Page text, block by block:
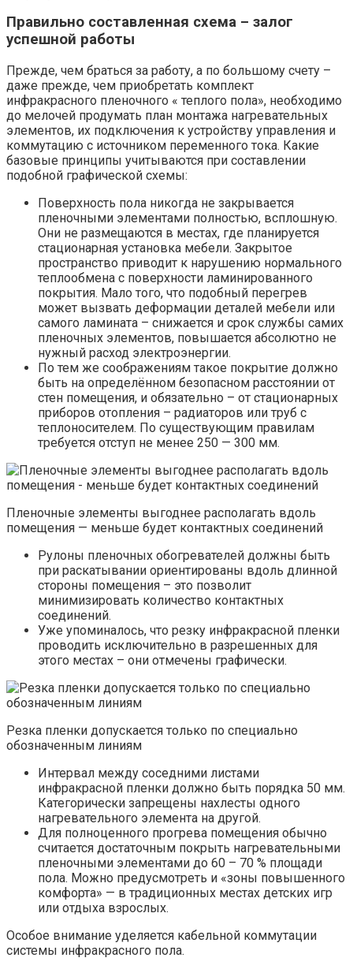
Правильно составленная схема – залог
успешной работы
Прежде, чем браться за работу, а по большому счету –
даже прежде, чем приобретать комплект
инфракрасного пленочного « теплого пола», необходимо
до мелочей продумать план монтажа нагревательных
элементов, их подключения к устройству управления и
коммутацию с источником переменного тока. Какие
базовые принципы учитываются при составлении
подобной графической схемы:
Поверхность пола никогда не закрывается
пленочными элементами полностью, всплошную.
Они не размещаются в местах, где планируется
стационарная установка мебели. Закрытое
пространство приводит к нарушению нормального
теплообмена с поверхности ламинированного
покрытия. Мало того, что подобный перегрев
может вызвать деформации деталей мебели или
самого ламината – снижается и срок службы самих
пленочных элементов, повышается абсолютно не
нужный расход электроэнергии.
По тем же соображениям такое покрытие должно
быть на определённом безопасном расстоянии от
стен помещения, и обязательно – от стационарных
приборов отопления – радиаторов или труб с
теплоносителем. По существующим правилам
требуется отступ не менее 250 — 300 мм.
Пленочные элементы выгоднее располагать вдоль
помещения — меньше будет контактных соединений
Рулоны пленочных обогревателей должны быть
при раскатывании ориентированы вдоль длинной
стороны помещения – это позволит
минимизировать количество контактных
соединений.
Уже упоминалось, что резку инфракрасной пленки
проводить исключительно в разрешенных для
этого местах – они отмечены графически.
Резка пленки допускается только по специально
обозначенным линиям
Интервал между соседними листами
инфракрасной пленки должно быть порядка 50 мм.
Категорически запрещены нахлесты одного
нагревательного элемента на другой.
Для полноценного прогрева помещения обычно
считается достаточным покрыть нагревательными
пленочными элементами до 60 – 70 % площади
пола. Можно предусмотреть и «зоны повышенного
комфорта» — в традиционных местах детских игр
или отдыха взрослых.
Особое внимание уделяется кабельной коммутации
системы инфракрасного пола.